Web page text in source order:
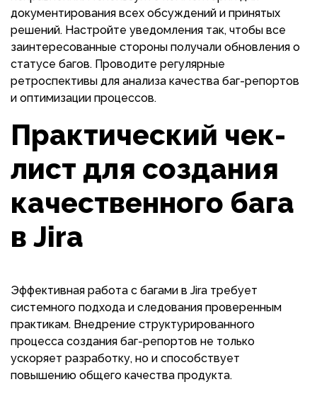
документирования всех обсуждений и принятых
решений. Настройте уведомления так, чтобы все
заинтересованные стороны получали обновления о
статусе багов. Проводите регулярные
ретроспективы для анализа качества баг-репортов
и оптимизации процессов.
Практический чек-
лист для создания
качественного бага
в Jira
Эффективная работа с багами в Jira требует
системного подхода и следования проверенным
практикам. Внедрение структурированного
процесса создания баг-репортов не только
ускоряет разработку, но и способствует
повышению общего качества продукта.